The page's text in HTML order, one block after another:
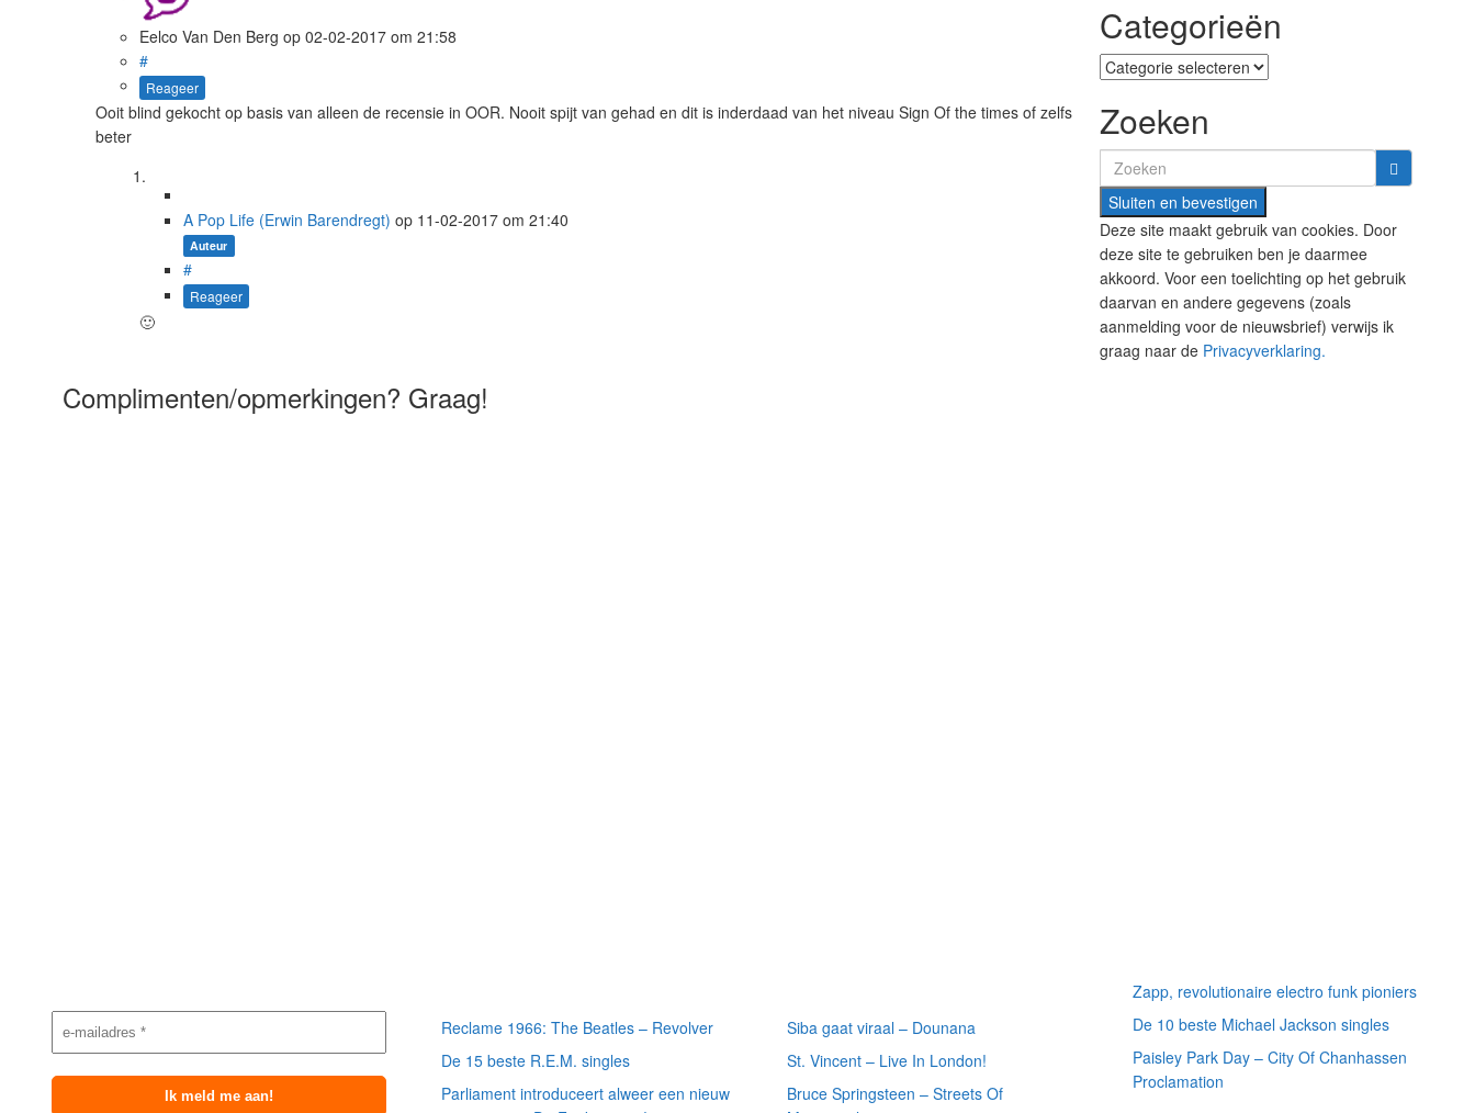
Eelco Van Den Berg op 02-02-2017 om 21:58
#
Reageer
Ooit blind gekocht op basis van alleen de recensie in OOR. Nooit spijt van gehad en dit is inderdaad van het niveau Sign Of the times of zelfs
beter
A Pop Life (Erwin Barendregt) op 11-02-2017 om 21:40
Auteur
#
Reageer
🙂
Complimenten/opmerkingen? Graag!
Categorieën
Categorieën
Zoeken
Search
for:
Deze site maakt gebruik van cookies. Door
deze site te gebruiken ben je daarmee
akkoord. Voor een toelichting op het gebruik
daarvan en andere gegevens (zoals
aanmelding voor de nieuwsbrief) verwijs ik
graag naar de Privacyverklaring.
Reclame 1966: The Beatles – Revolver
De 15 beste R.E.M. singles
Parliament introduceert alweer een nieuw
Siba gaat viraal – Dounana
St. Vincent – Live In London!
Bruce Springsteen – Streets Of
Zapp, revolutionaire electro funk pioniers
De 10 beste Michael Jackson singles
Paisley Park Day – City Of Chanhassen
Proclamation